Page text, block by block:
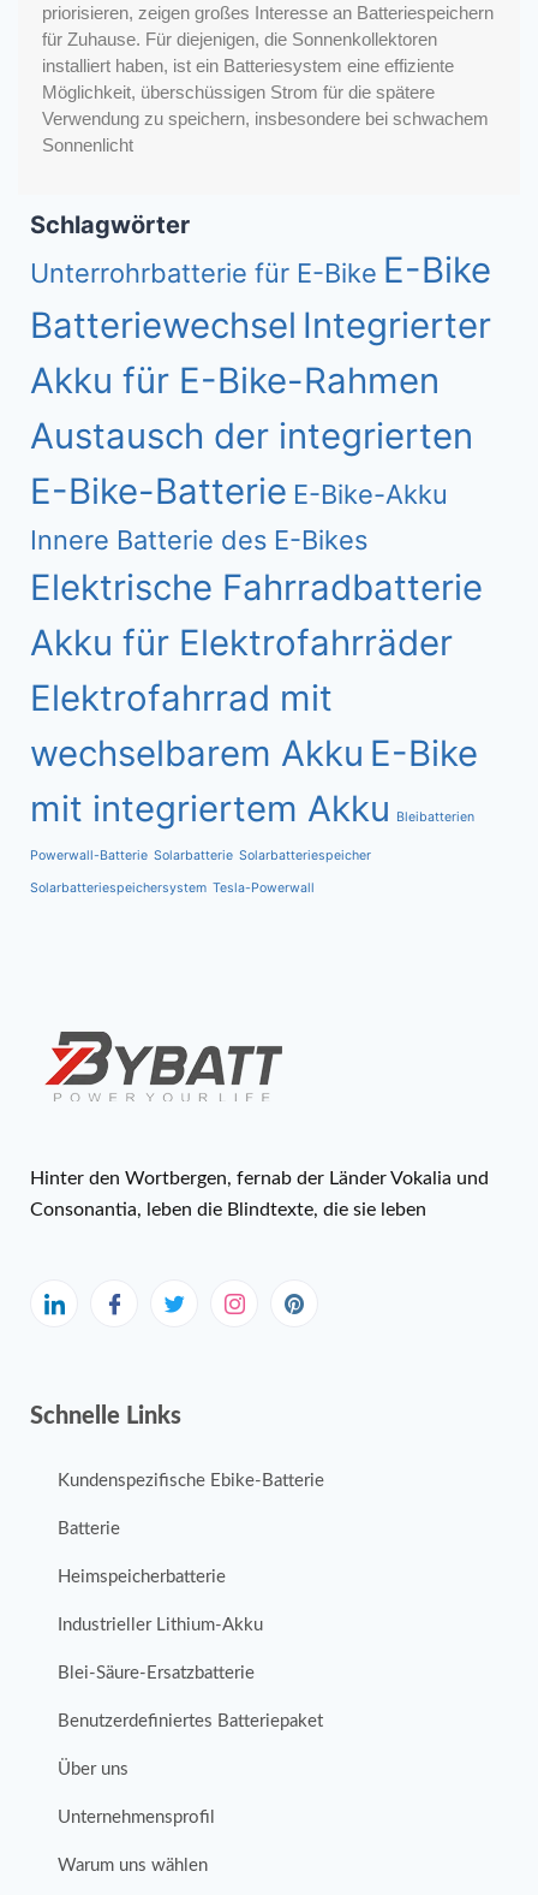
priorisieren, zeigen großes Interesse an Batteriespeichern
für Zuhause. Für diejenigen, die Sonnenkollektoren
installiert haben, ist ein Batteriesystem eine effiziente
Möglichkeit, überschüssigen Strom für die spätere
Verwendung zu speichern, insbesondere bei schwachem
Sonnenlicht
Schlagwörter
Unterrohrbatterie für E-Bike E-Bike
Batteriewechsel Integrierter
Akku für E-Bike-Rahmen
Austausch der integrierten
E-Bike-Batterie E-Bike-Akku
Innere Batterie des E-Bikes
Elektrische Fahrradbatterie
Akku für Elektrofahrräder
Elektrofahrrad mit
wechselbarem Akku E-Bike
mit integriertem Akku
Bleibatterien
Powerwall-Batterie Solarbatterie Solarbatteriespeicher
Solarbatteriespeichersystem Tesla-Powerwall
Hinter den Wortbergen, fernab der Länder Vokalia und
Consonantia, leben die Blindtexte, die sie leben
Schnelle Links
Kundenspezifische Ebike-Batterie
Batterie
Heimspeicherbatterie
Industrieller Lithium-Akku
Blei-Säure-Ersatzbatterie
Benutzerdefiniertes Batteriepaket
Über uns
Unternehmensprofil
Warum uns wählen